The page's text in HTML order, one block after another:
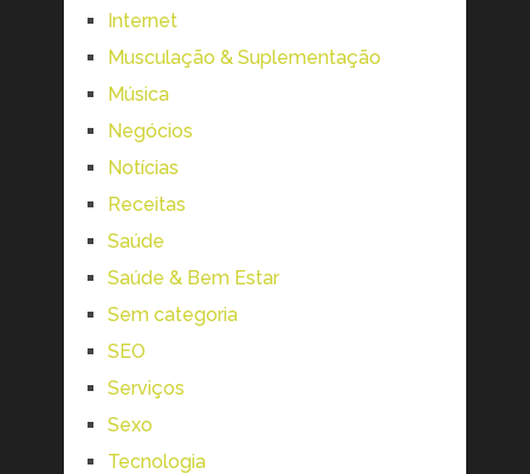
Internet
Musculação & Suplementação
Música
Negócios
Notícias
Receitas
Saúde
Saúde & Bem Estar
Sem categoria
SEO
Serviços
Sexo
Tecnologia